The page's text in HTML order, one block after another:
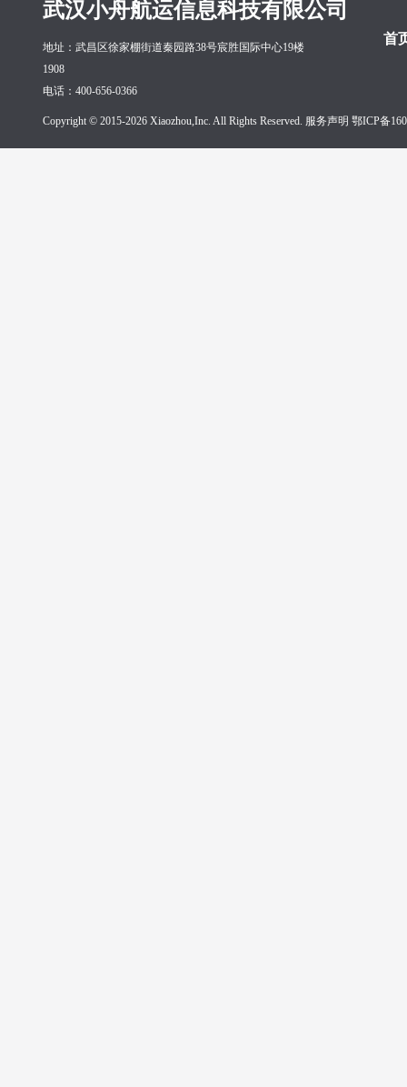
武汉小舟航运信息科技有限公司
首
地址：武昌区徐家棚街道秦园路38号宸胜国际中心19楼
1908
电话：400-656-0366
Copyright © 2015-2026 Xiaozhou,Inc. All Rights Reserved. 服务声明 鄂ICP备